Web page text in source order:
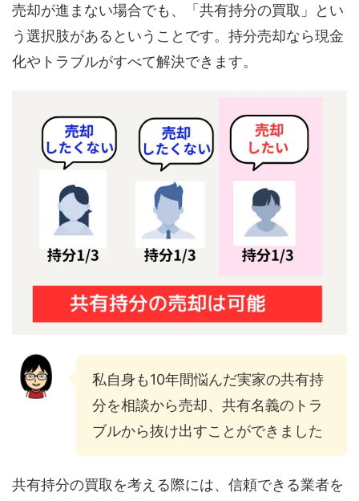
売却が進まない場合でも、「共有持分の買取」とい
う選択肢があるということです。持分売却なら現金
化やトラブルがすべて解決できます。
私自身も10年間悩んだ実家の共有持
分を相談から売却、共有名義のトラ
ブルから抜け出すことができました
共有持分の買取を考える際には、信頼できる業者を